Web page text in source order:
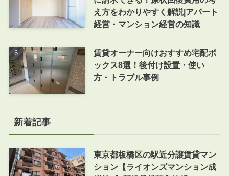
え方をわかりやすく解説|アパート
経営・マンション経営の知識
賃貸オーナー向けおすすめ宅配ボ
ックス8選！後付け設置・使い
方・トラブル事例
新着記事
東京都板橋区の駅近分譲賃貸マン
ション【ライオンズマンション成